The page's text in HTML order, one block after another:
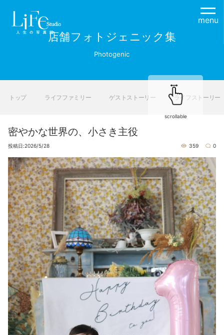
menu
店舗フォトジェニック集
Photogenic
トップ ライフファミリー ゲストストーリー ライフストーリー
scrollable
密やかな世界の、小さき主役
投稿日:2026/5/28 359 0